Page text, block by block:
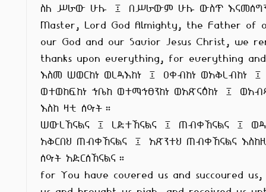
ስለ ሥራው ሁሉ ፤ በሥራውም ሁሉ ውስጥ
Master, Lord God Almighty, the Father of
our God and our Savior Jesus Christ, we
thanks upon everything, for everything
እስመ ሠወርከነ ወረዳእከነ ፤ ዐቀብከነ ወአቅረብከነ ፤
ወተወከፍከነ ኀቤከ ወተማኅፀንከነ ወአጽናዕከነ ፤
እስከ ዛቲ ሰዓት።
ሠውረኸናልና ፤ ረድተኸናልና ፤ ጠብቀኸናልና ፤
አቅርበህ ጠብቀኸናልና ፤ አጽንተህ ጠብቀኸናልና
ሰዓት አድርሰኸናልና።
for You have covered us and succoured